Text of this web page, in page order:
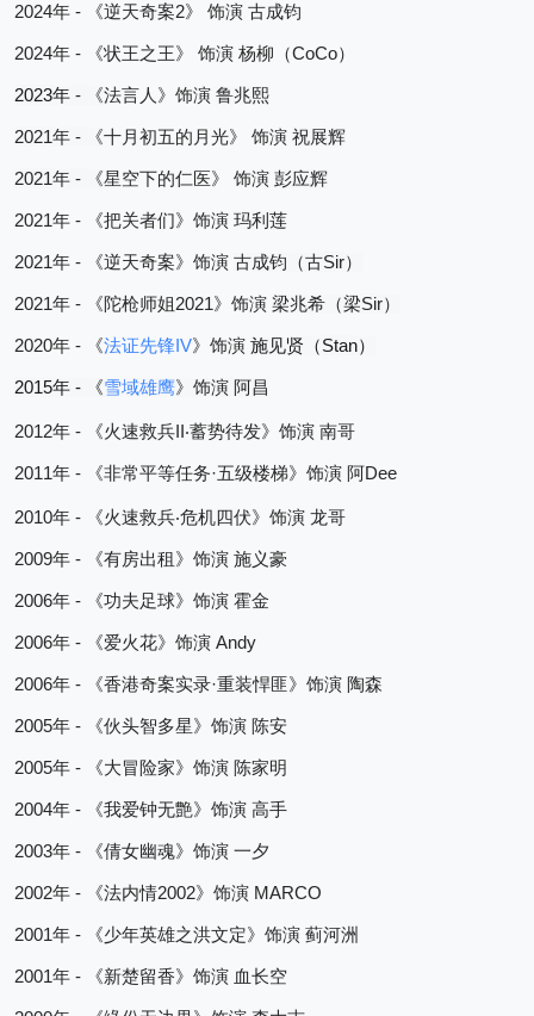
2024年 - 《逆天奇案2》 饰演 古成钧
2024年 - 《状王之王》 饰演 杨柳（CoCo）
2023年 - 《法言人》饰演 鲁兆熙
2021年 - 《十月初五的月光》 饰演 祝展辉
2021年 - 《星空下的仁医》 饰演 彭应辉
2021年 - 《把关者们》饰演 玛利莲
2021年 - 《逆天奇案》饰演 古成钧（古Sir）
2021年 - 《陀枪师姐2021》饰演 梁兆希（梁Sir）
2020年 - 《法证先锋IV》饰演 施见贤（Stan）
2015年 - 《雪域雄鹰》饰演 阿昌
2012年 - 《火速救兵II‧蓄势待发》饰演 南哥
2011年 - 《非常平等任务·五级楼梯》饰演 阿Dee
2010年 - 《火速救兵‧危机四伏》饰演 龙哥
2009年 - 《有房出租》饰演 施义豪
2006年 - 《功夫足球》饰演 霍金
2006年 - 《爱火花》饰演 Andy
2006年 - 《香港奇案实录·重装悍匪》饰演 陶森
2005年 - 《伙头智多星》饰演 陈安
2005年 - 《大冒险家》饰演 陈家明
2004年 - 《我爱钟无艶》饰演 高手
2003年 - 《倩女幽魂》饰演 一夕
2002年 - 《法内情2002》饰演 MARCO
2001年 - 《少年英雄之洪文定》饰演 蓟河洲
2001年 - 《新楚留香》饰演 血长空